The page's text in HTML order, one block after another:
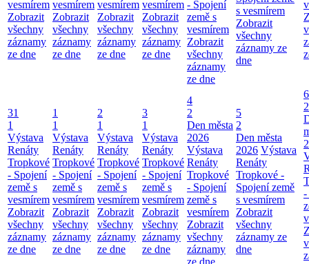
vesmírem
Zobrazit
všechny
záznamy
ze dne
vesmírem
Zobrazit
všechny
záznamy
ze dne
vesmírem
Zobrazit
všechny
záznamy
ze dne
vesmírem
Zobrazit
všechny
záznamy
ze dne
- Spojení
země s
vesmírem
Zobrazit
všechny
záznamy
ze dne
s vesmírem
Zobrazit
všechny
záznamy ze
dne
31
1
Výstava
Renáty
Tropkové
- Spojení
země s
vesmírem
Zobrazit
všechny
záznamy
ze dne
1
1
Výstava
Renáty
Tropkové
- Spojení
země s
vesmírem
Zobrazit
všechny
záznamy
ze dne
2
1
Výstava
Renáty
Tropkové
- Spojení
země s
vesmírem
Zobrazit
všechny
záznamy
ze dne
3
1
Výstava
Renáty
Tropkové
- Spojení
země s
vesmírem
Zobrazit
všechny
záznamy
ze dne
4
2
Den města
2026
Výstava
Renáty
Tropkové
- Spojení
země s
vesmírem
Zobrazit
všechny
záznamy
ze dne
5
2
Den města
2026 Výstava
Renáty
Tropkové -
Spojení země
s vesmírem
Zobrazit
všechny
záznamy ze
dne
6
2
-